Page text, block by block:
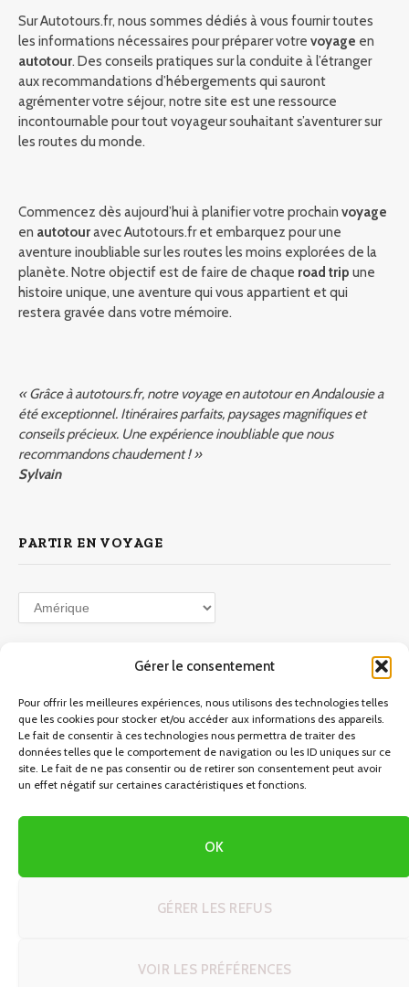
Gérer le consentement
Pour offrir les meilleures expériences, nous utilisons des technologies telles
que les cookies pour stocker et/ou accéder aux informations des appareils.
Le fait de consentir à ces technologies nous permettra de traiter des
données telles que le comportement de navigation ou les ID uniques sur ce
site. Le fait de ne pas consentir ou de retirer son consentement peut avoir
un effet négatif sur certaines caractéristiques et fonctions.
OK
GÉRER LES REFUS
VOIR LES PRÉFÉRENCES
Sur Autotours.fr, nous sommes dédiés à vous fournir toutes
les informations nécessaires pour préparer votre voyage en
autotour. Des conseils pratiques sur la conduite à l’étranger
aux recommandations d’hébergements qui sauront
agrémenter votre séjour, notre site est une ressource
incontournable pour tout voyageur souhaitant s’aventurer sur
les routes du monde.
Commencez dès aujourd’hui à planifier votre prochain voyage
en autotouravec Autotours.fr et embarquez pour une
aventure inoubliable sur les routes les moins explorées de la
planète. Notre objectif est de faire de chaque road trip une
histoire unique, une aventure qui vous appartient et qui
restera gravée dans votre mémoire.
« Grâce à autotours.fr, notre voyage en autotour en Andalousie a
été exceptionnel. Itinéraires parfaits, paysages magnifiques et
conseils précieux. Une expérience inoubliable que nous
recommandons chaudement ! »
Sylvain
PARTIR EN VOYAGE
Partir
en
INFORMATIONS LÉGALES
Politique de confidentialité